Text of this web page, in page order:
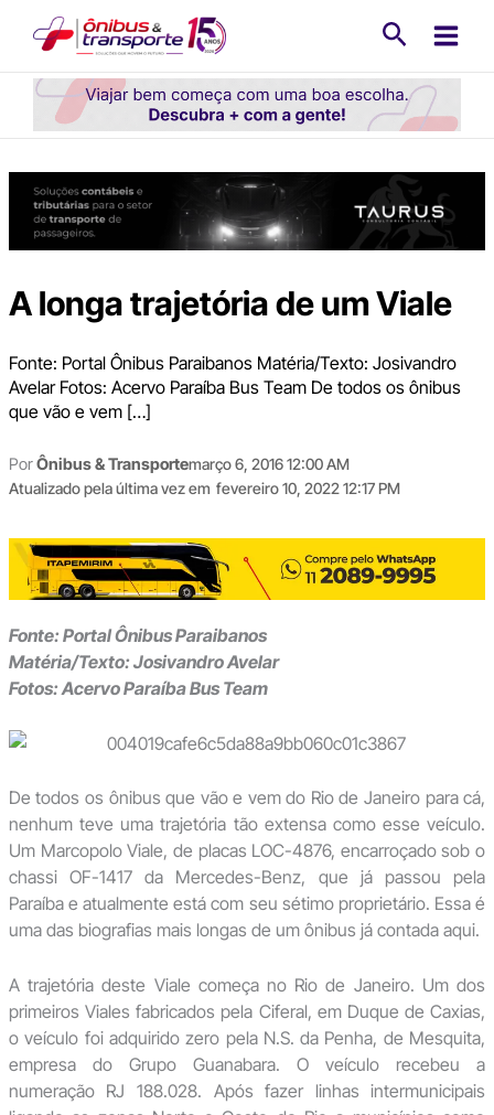
conteúdo
A longa trajetória de um Viale
Fonte: Portal Ônibus Paraibanos Matéria/Texto: Josivandro
Avelar Fotos: Acervo Paraíba Bus Team De todos os ônibus
que vão e vem […]
PorÔnibus & Transportemarço 6, 2016 12:00 AM
Atualizado pela última vez em fevereiro 10, 2022 12:17 PM
Fonte: Portal Ônibus Paraibanos
Matéria/Texto: Josivandro Avelar
Fotos: Acervo Paraíba Bus Team
De todos os ônibus que vão e vem do Rio de Janeiro para cá,
nenhum teve uma trajetória tão extensa como esse veículo.
Um Marcopolo Viale, de placas LOC-4876, encarroçado sob o
chassi OF-1417 da Mercedes-Benz, que já passou pela
Paraíba e atualmente está com seu sétimo proprietário. Essa é
uma das biografias mais longas de um ônibus já contada aqui.
A trajetória deste Viale começa no Rio de Janeiro. Um dos
primeiros Viales fabricados pela Ciferal, em Duque de Caxias,
o veículo foi adquirido zero pela N.S. da Penha, de Mesquita,
empresa do Grupo Guanabara. O veículo recebeu a
numeração RJ 188.028. Após fazer linhas intermunicipais